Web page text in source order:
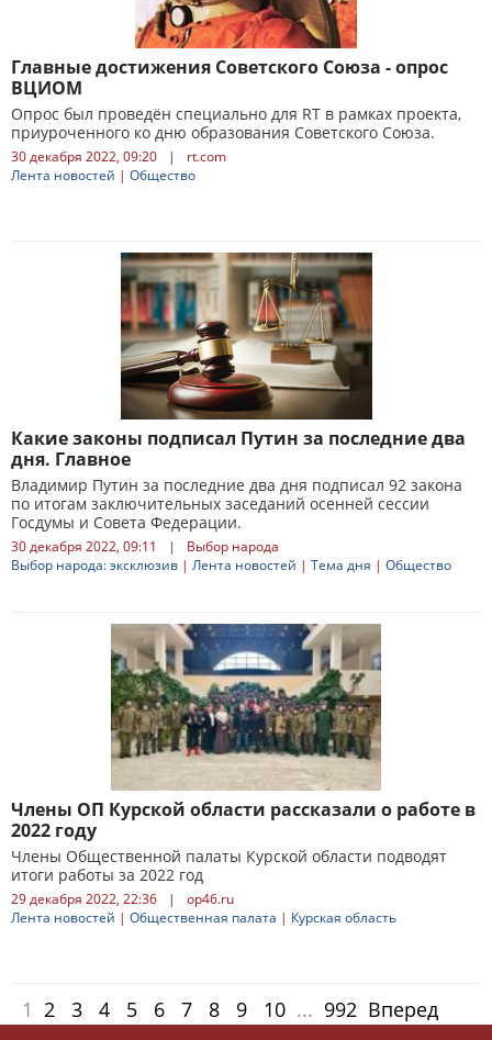
Главные достижения Советского Союза - опрос
ВЦИОМ
Опрос был проведён специально для RT в рамках проекта,
приуроченного ко дню образования Советского Союза.
30 декабря 2022, 09:20 |
rt.com
Лента новостей | Общество
Какие законы подписал Путин за последние два
дня. Главное
Владимир Путин за последние два дня подписал 92 закона
по итогам заключительных заседаний осенней сессии
Госдумы и Совета Федерации.
30 декабря 2022, 09:11 |
Выбор народа
Выбор народа: эксклюзив | Лента новостей | Тема дня | Общество
Члены ОП Курской области рассказали о работе в
2022 году
Члены Общественной палаты Курской области подводят
итоги работы за 2022 год
29 декабря 2022, 22:36 |
op46.ru
Лента новостей | Общественная палата | Курская область
1 2 3 4 5 6 7 8 9 10 ... 992 Вперед